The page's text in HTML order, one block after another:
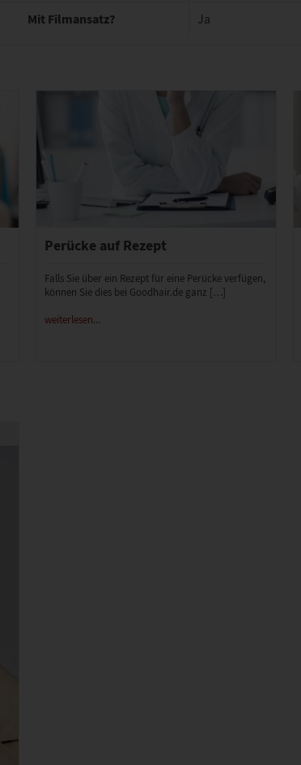
Mit Filmansatz? Ja
Perücke auf Rezept
Falls Sie über ein Rezept für eine Perücke verfügen,
können Sie dies bei Goodhair.de ganz […]
weiterlesen...